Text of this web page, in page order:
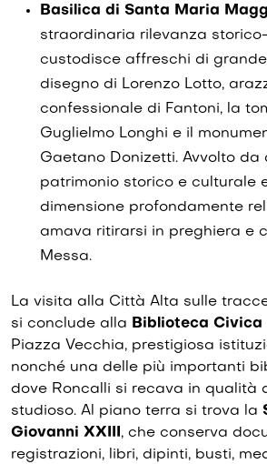
Basilica di Santa Maria
straordinaria rilevanza
custodisce affreschi di
disegno di Lorenzo Lotto,
confessionale di Fantoni, la
Guglielmo Longhi e il
Gaetano Donizetti. Avvolto da
patrimonio storico e culturale
dimensione profondamente
amava ritirarsi in preghiera e
Messa.
La visita alla Città Alta sulle
si conclude alla
Biblioteca Civica
Piazza Vecchia, prestigiosa
nonché una delle più importanti
dove Roncalli si recava in qualità
studioso. Al piano terra si trova la
Giovanni XXIII, che conserva
registrazioni, libri, dipinti, busti,